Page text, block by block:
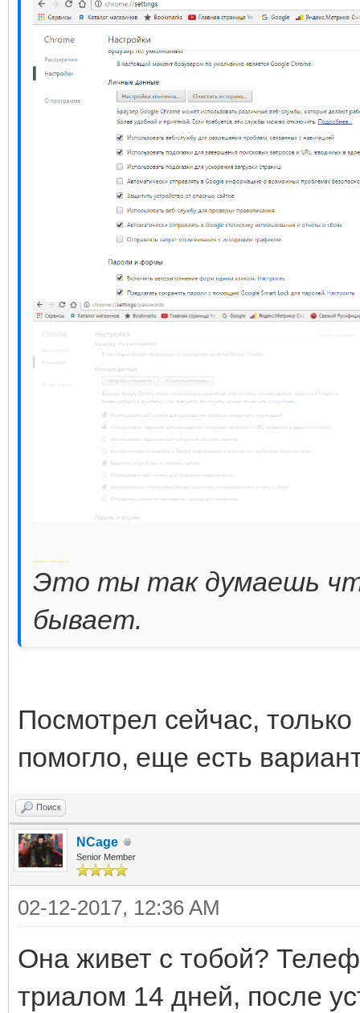
Добавлено через 4 минуты
Это ты так думаешь
бывает.
Посмотрел сейчас,
помогло, еще есть
Поиск
NCage
Senior Member
02-12-2017, 12:36 AM
Она живет с тобой?
триалом 14 дней, после